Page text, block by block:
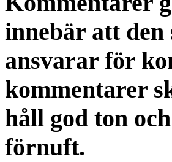
innebär att
ansvarar för
kommentarer
håll god ton
förnuft.